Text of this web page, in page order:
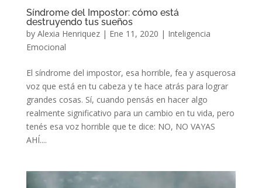
Síndrome del Impostor: cómo está
destruyendo tus sueños
by Alexia Henriquez| Ene 11, 2020 | Inteligencia
Emocional
El síndrome del impostor, esa horrible, fea y asquerosa
voz que está en tu cabeza y te hace atrás para lograr
grandes cosas. Sí, cuando pensás en hacer algo
realmente significativo para un cambio en tu vida, pero
tenés esa voz horrible que te dice: NO, NO VAYAS
AHÍ....